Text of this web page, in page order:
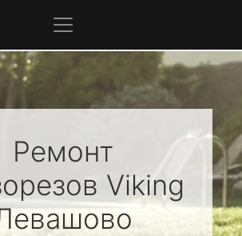
Ремонт
Viking